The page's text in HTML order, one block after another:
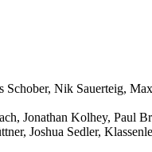
Schober, Nik Sauerteig,
Jonathan Kolhey, Paul
Joshua Sedler,